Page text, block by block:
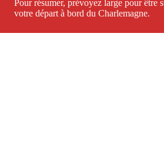
Pour résumer, prévoyez large pour être
votre départ à bord du Charlemagne.